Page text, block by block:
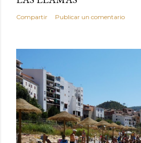
Compartir Publicar un comentario